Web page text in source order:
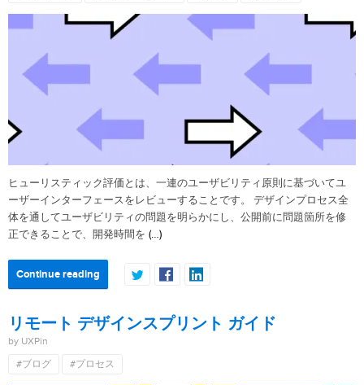
ヒューリスティック評価とは、一連のユーザビリティ原則に基づいてユ
ーザーインターフェースをレビューすることです。 デザインプロセス全
体を通してユーザビリティの問題を明らかにし、公開前に問題箇所を修
正できることで、開発時間を (…)
Continue reading
リモート デザインスプリント ガイド
by UXPin
#ブログ
#プロセス